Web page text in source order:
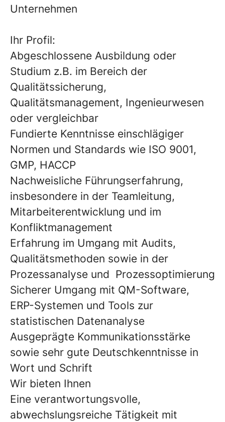
Unternehmen
Ihr Profil:
Abgeschlossene Ausbildung oder
Studium z.B. im Bereich der
Qualitätssicherung,
Qualitätsmanagement, Ingenieurwesen
oder vergleichbar
Fundierte Kenntnisse einschlägiger
Normen und Standards wie ISO 9001,
GMP, HACCP
Nachweisliche Führungserfahrung,
insbesondere in der Teamleitung,
Mitarbeiterentwicklung und im
Konfliktmanagement
Erfahrung im Umgang mit Audits,
Qualitätsmethoden sowie in der
Prozessanalyse und Prozessoptimierung
Sicherer Umgang mit QM-Software,
ERP-Systemen und Tools zur
statistischen Datenanalyse
Ausgeprägte Kommunikationsstärke
sowie sehr gute Deutschkenntnisse in
Wort und Schrift
Wir bieten Ihnen
Eine verantwortungsvolle,
abwechslungsreiche Tätigkeit mit